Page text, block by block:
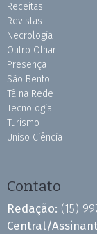
Receitas
Revistas
Necrologia
Outro Olhar
Presença
São Bento
Tá na Rede
Tecnologia
Turismo
Uniso Ciência
Contato
Redação: (15)
Central/